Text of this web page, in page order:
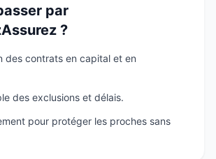
par
?
des contrats en capital et en
des exclusions et délais.
pour protéger les proches sans